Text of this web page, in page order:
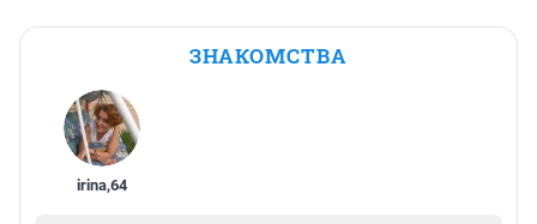
ЗНАКОМСТВА
irina,64